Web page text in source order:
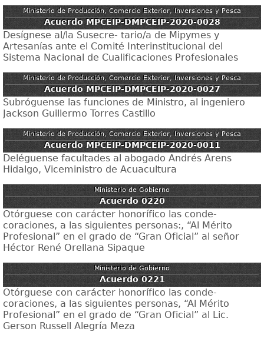
Ministerio de Producción, Comercio Exterior, Inversiones y Pesca
Acuerdo MPCEIP-DMPCEIP-2020-0028
Desígnese al/la Susecre- tario/a de Mipymes y
Artesanías ante el Comité Interinstitucional del
Sistema Nacional de Cualificaciones Profesionales
Ministerio de Producción, Comercio Exterior, Inversiones y Pesca
Acuerdo MPCEIP-DMPCEIP-2020-0027
Subróguense las funciones de Ministro, al ingeniero
Jackson Guillermo Torres Castillo
Ministerio de Producción, Comercio Exterior, Inversiones y Pesca
Acuerdo MPCEIP-DMPCEIP-2020-0011
Deléguense facultades al abogado Andrés Arens
Hidalgo, Viceministro de Acuacultura
Ministerio de Gobierno
Acuerdo 0220
Otórguese con carácter honorífico las conde-
coraciones, a las siguientes personas:, “Al Mérito
Profesional” en el grado de “Gran Oficial” al señor
Héctor René Orellana Sipaque
Ministerio de Gobierno
Acuerdo 0221
Otórguese con carácter honorífico las conde-
coraciones, a las siguientes personas, “Al Mérito
Profesional” en el grado de “Gran Oficial” al Lic.
Gerson Russell Alegría Meza